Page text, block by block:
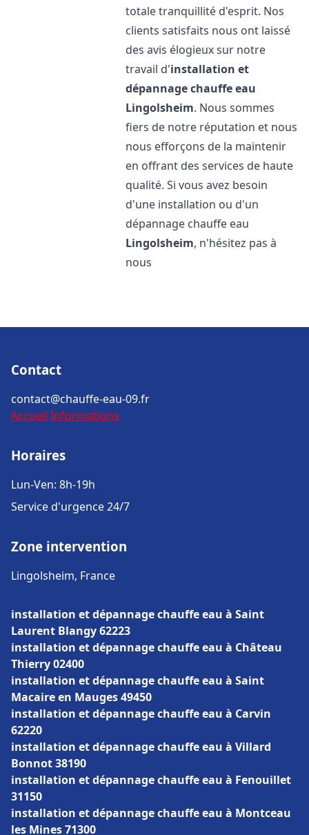
totale tranquillité d'esprit. Nos
clients satisfaits nous ont laissé
des avis élogieux sur notre
travail d'installation et
dépannage chauffe eau
Lingolsheim. Nous sommes
fiers de notre réputation et nous
nous efforçons de la maintenir
en offrant des services de haute
qualité. Si vous avez besoin
d'une installation ou d'un
dépannage chauffe eau
Lingolsheim, n'hésitez pas à
nous
Contact
contact@chauffe-eau-09.fr
Accueil Informations
Horaires
Lun-Ven: 8h-19h
Service d'urgence 24/7
Zone intervention
Lingolsheim, France
installation et dépannage chauffe eau à Saint
Laurent Blangy 62223
installation et dépannage chauffe eau à Château
Thierry 02400
installation et dépannage chauffe eau à Saint
Macaire en Mauges 49450
installation et dépannage chauffe eau à Carvin
62220
installation et dépannage chauffe eau à Villard
Bonnot 38190
installation et dépannage chauffe eau à Fenouillet
31150
installation et dépannage chauffe eau à Montceau
les Mines 71300